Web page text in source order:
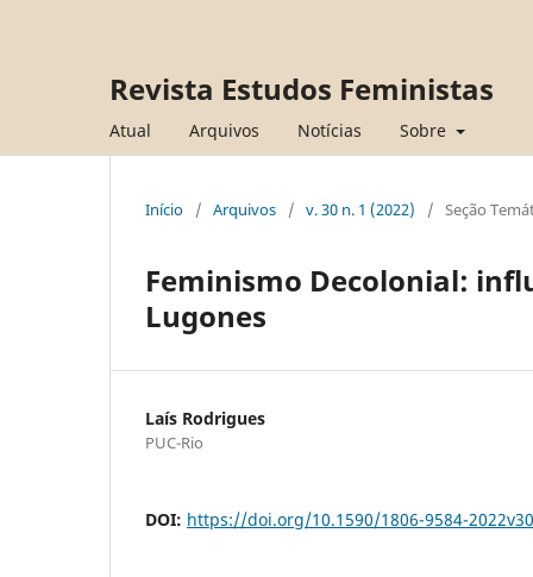
Revista Estudos Feministas
Atual Arquivos Notícias Sobre
Início / Arquivos / v. 30 n. 1 (2022) / Seção
Feminismo Decolonial:
Lugones
Laís Rodrigues
PUC-Rio
DOI: https://doi.org/10.1590/1806-9584-